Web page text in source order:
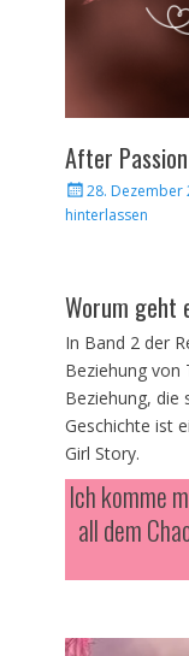
After
Veröffentlicht
am
28. Dezember
hinterlassen
Worum geht
In Band 2 der
Beziehung von
Beziehung, die
Geschichte ist
Girl Story.
Ich komme
all dem